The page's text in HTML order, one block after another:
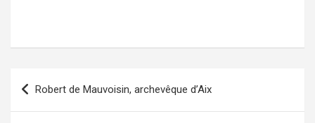
Navigation
de
Robert de Mauvoisin, archevêque d’Aix